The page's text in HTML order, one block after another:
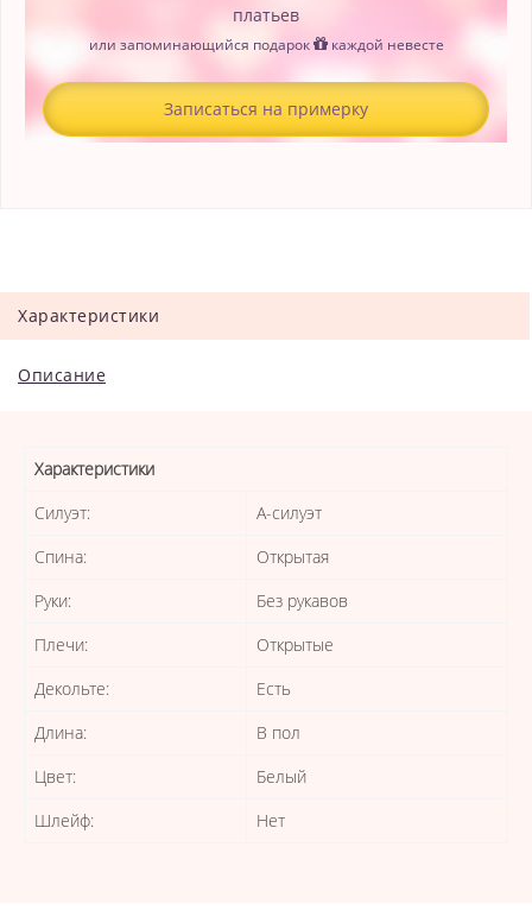
платьев
или запоминающийся подарок каждой невесте
Записаться на примерку
Характеристики
Описание
Характеристики
Силуэт:
А-силуэт
Спина:
Открытая
Руки:
Без рукавов
Плечи:
Открытые
Декольте:
Есть
Длина:
В пол
Цвет:
Белый
Шлейф:
Нет